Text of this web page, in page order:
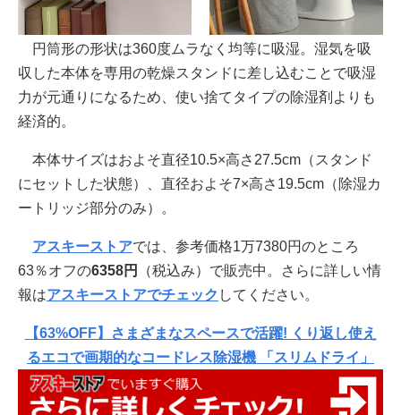
円筒形の形状は360度ムラなく均等に吸湿。湿気を吸
収した本体を専用の乾燥スタンドに差し込むことで吸湿
力が元通りになるため、使い捨てタイプの除湿剤よりも
経済的。
本体サイズはおよそ直径10.5×高さ27.5cm（スタンド
にセットした状態）、直径およそ7×高さ19.5cm（除湿カ
ートリッジ部分のみ）。
アスキーストアでは、参考価格1万7380円のところ
63％オフの6358円
（税込み）で販売中。さらに詳しい情
報はアスキーストアでチェック してください。
【63%OFF】さまざまなスペースで活躍! くり返し使え
るエコで画期的なコードレス除湿機 「スリムドライ」